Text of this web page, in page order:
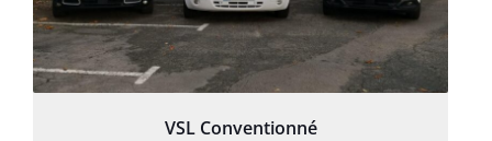
VSL Conventionné